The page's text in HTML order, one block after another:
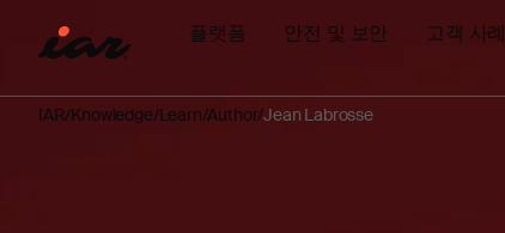
플랫폼 안전 및 보안 고객 사례
IAR Knowledge Learn Author Jean Labrosse